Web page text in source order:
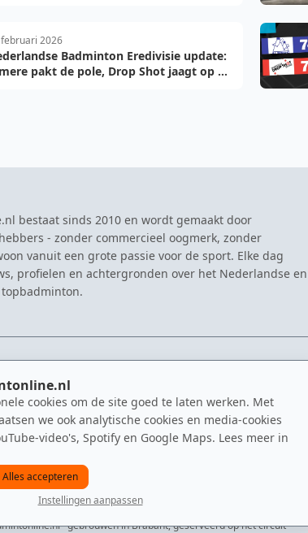
cookies om de site goed te laten werken. Met
we ook analytische cookies en media-cookies
video's, Spotify en Google Maps. Lees meer in
Alles accepteren
Instellingen aanpassen
2026
Badminton Eredivisie update:
pakt de pole, Drop Shot jaagt op de
bestaat sinds 2010 en wordt gemaakt door
- zonder commercieel oogmerk, zonder
vanuit een grote passie voor de sport. Elke dag
profielen en achtergronden over het Nederlandse en
Eredivisie
NK Badminton
Dutch Open
Zomerbadminton
· gebrouwen in Brabant, geserveerd op het circuit